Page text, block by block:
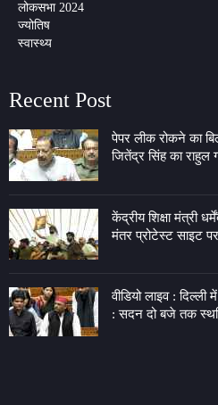
लोकसभा 2024
ज्योतिष
स्वास्थ्य
Recent Post
पेपर लीक रोकने का
जितेंद्र सिंह का राहुल
केंद्रीय शिक्षा मंत्री
मंतर प्रोटेस्ट साइट
वीडियो लाइव :
: सदन दो बजे तक